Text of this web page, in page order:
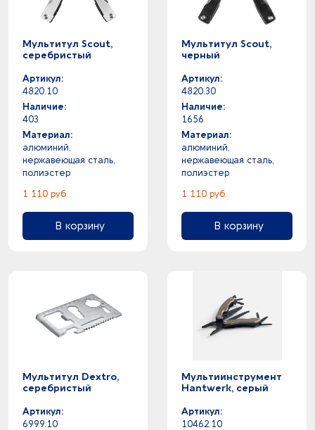
Мультитул Scout,
серебристый
Артикул:
4820.10
Наличие:
403
Материал:
алюминий,
нержавеющая сталь,
полиэстер
1 110 руб.
В корзину
Мультитул Scout,
черный
Артикул:
4820.30
Наличие:
1656
Материал:
алюминий,
нержавеющая сталь,
полиэстер
1 110 руб.
В корзину
Мультитул Dextro,
серебристый
Артикул:
6999.10
Мультиинструмент
Hantwerk, серый
Артикул:
10462.10